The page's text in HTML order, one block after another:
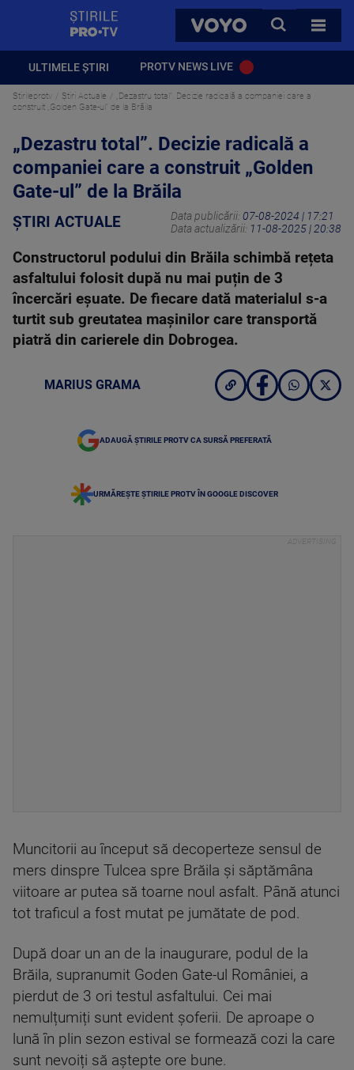
VOYO
CAUTA
TOATE
ULTIMELE ȘTIRI PROTV NEWS LIVE
Stirileprotv Știri Actuale
„Dezastru total”. Decizie radicală a companiei care a
construit „Golden Gate-ul” de la Brăila
„Dezastru total”. Decizie radicală a
companiei care a construit „Golden
Gate-ul” de la Brăila
ȘTIRI ACTUALE Data publicării: 07-08-2024 | 17:21
Data actualizării: 11-08-2025 | 20:38
Constructorul podului din Brăila schimbă rețeta
asfaltului folosit după nu mai puțin de 3
încercări eșuate. De fiecare dată materialul s-a
turtit sub greutatea mașinilor care transportă
piatră din carierele din Dobrogea.
MARIUS GRAMA
ADAUGĂ ȘTIRILE PROTV CA SURSĂ PREFERATĂ
URMĂREȘTE ȘTIRILE PROTV ÎN GOOGLE DISCOVER
Muncitorii au început să decoperteze sensul de
mers dinspre Tulcea spre Brăila și săptămâna
viitoare ar putea să toarne noul asfalt. Până atunci
tot traficul a fost mutat pe jumătate de pod.
După doar un an de la inaugurare, podul de la
Brăila, supranumit Goden Gate-ul României, a
pierdut de 3 ori testul asfaltului. Cei mai
nemulțumiți sunt evident șoferii. De aproape o
lună în plin sezon estival se formează cozi la care
sunt nevoiți să aștepte ore bune.